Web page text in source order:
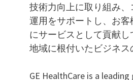
技術力向上に取り組み
運用をサポートし、お
にサービスとして貢献
地域に根付いたビジネス
GE HealthCare is a